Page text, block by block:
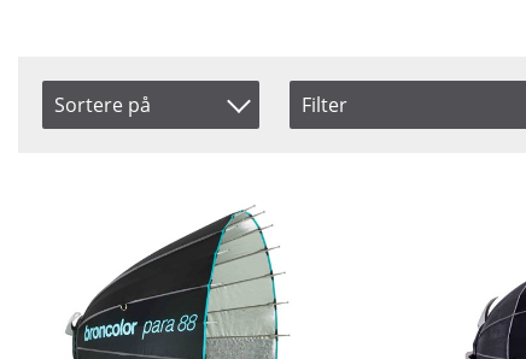
Sortere på Filter